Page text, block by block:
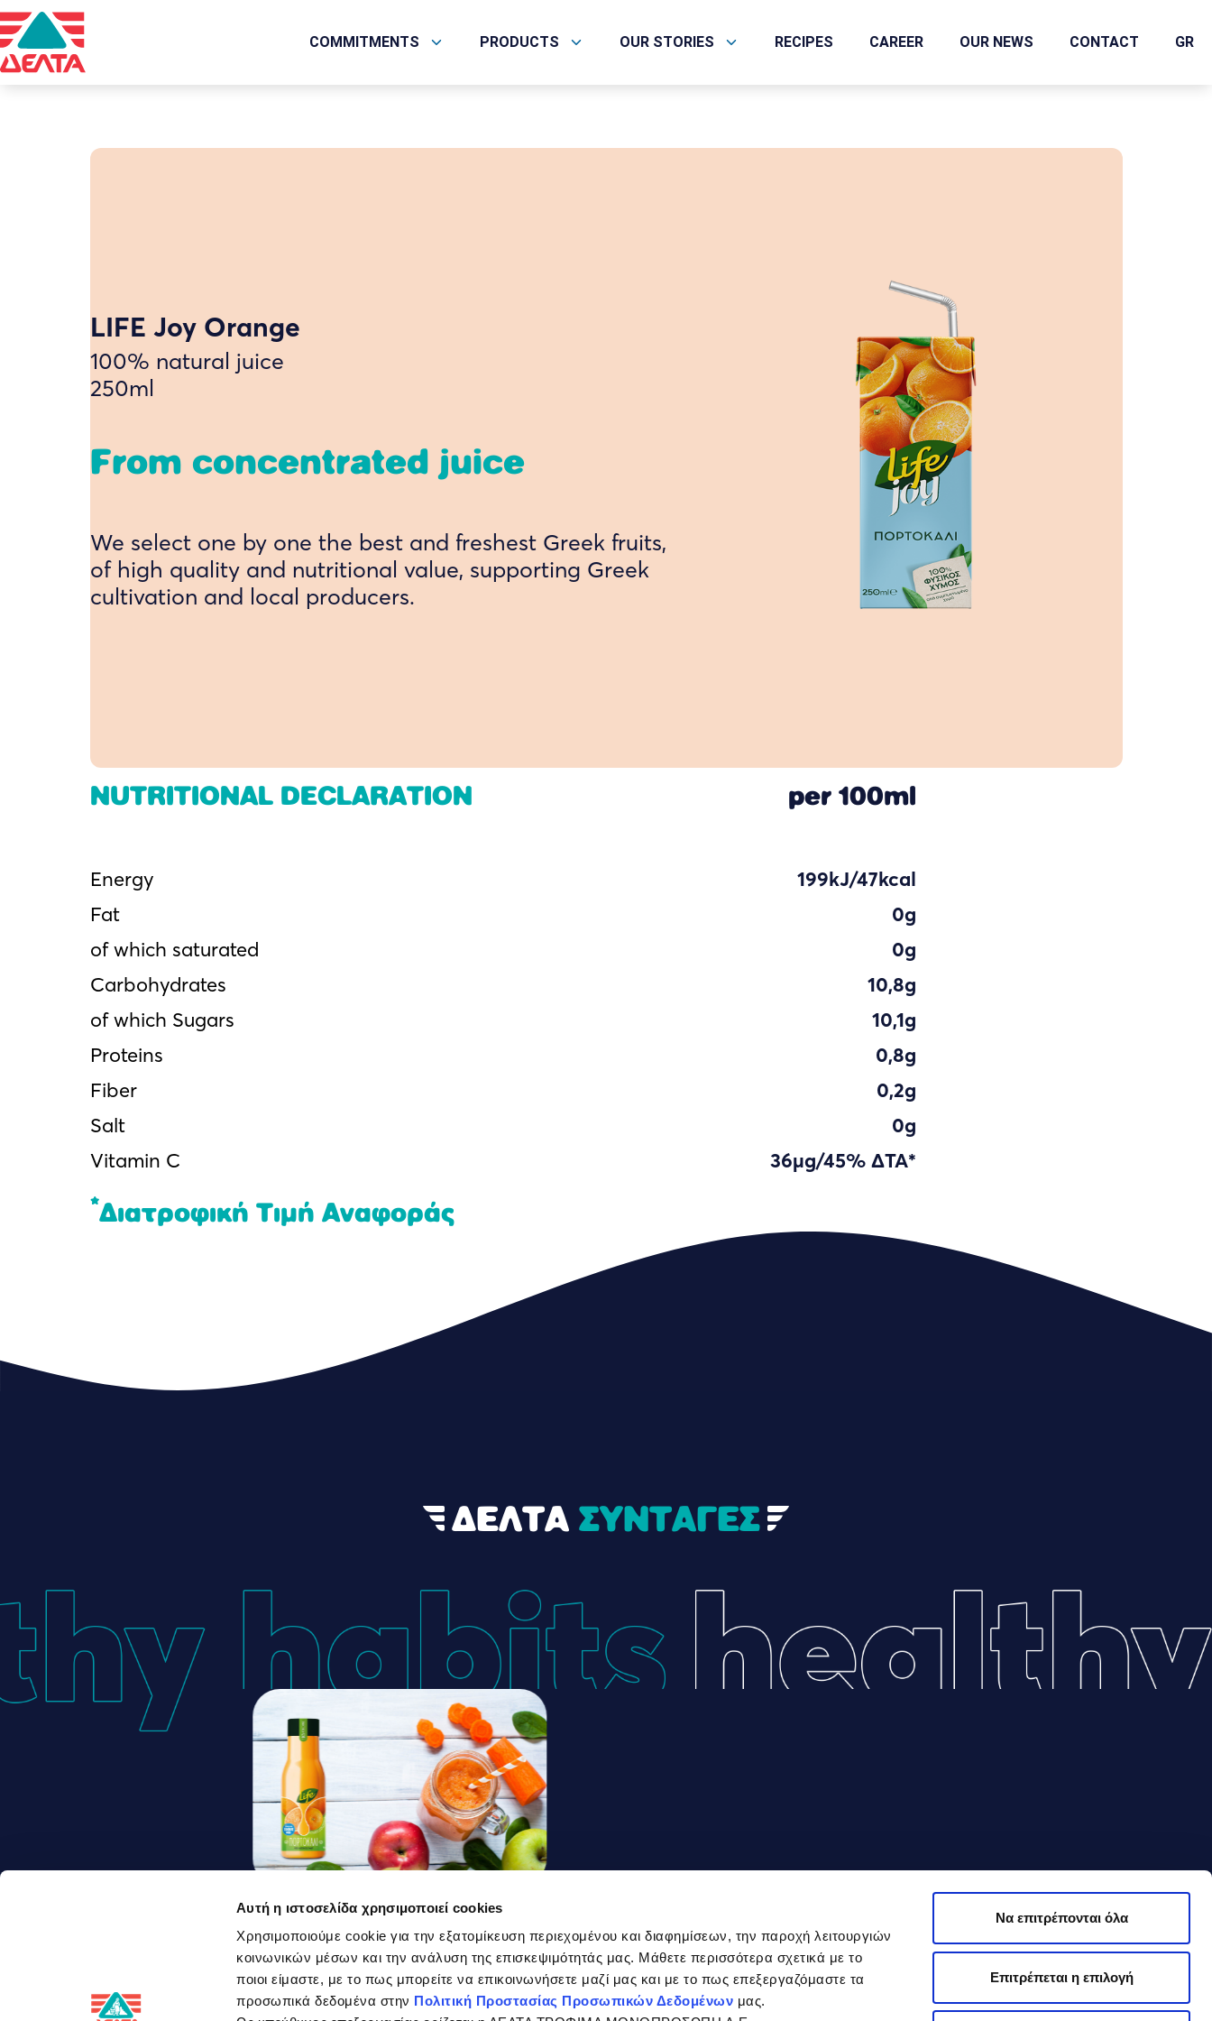
Αυτή η ιστοσελίδα χρησιμοποιεί cookies
Χρησιμοποιούμε cookie για την εξατομίκευση περιεχομένου και διαφημίσεων, την παροχή λειτουργιών
κοινωνικών μέσων και την ανάλυση της επισκεψιμότητάς μας. Μάθετε περισσότερα σχετικά με το
ποιοι είμαστε, με το πως μπορείτε να επικοινωνήσετε μαζί μας και με το πως επεξεργαζόμαστε τα
προσωπικά δεδομένα στην Πολιτική Προστασίας Προσωπικών Δεδομένων μας.
Να επιτρέπονται όλα
Επιτρέπεται η επιλογή
COMMITMENTS PRODUCTS OUR STORIES RECIPES CAREER OUR NEWS CONTACT GR
LIFE Joy Orange
100% natural juice
250ml
From concentrated juice
We select one by one the best and freshest Greek fruits,
of high quality and nutritional value, supporting Greek
cultivation and local producers.
NUTRITIONAL DECLARATION per 100ml
Εnergy
199kJ/47kcal
Fat
0g
of which saturated
0g
Carbohydrates
10,8g
of which Sugars
10,1g
Proteins
0,8g
Fiber
0,2g
Salt
0g
Vitamin C
36µg/45% ∆ΤΑ*
*Διατροφική Τιμή Αναφοράς
ΔΕΛΤΑ ΣΥΝΤΑΓΕΣ
Antioxidant Fruit
Smoothie